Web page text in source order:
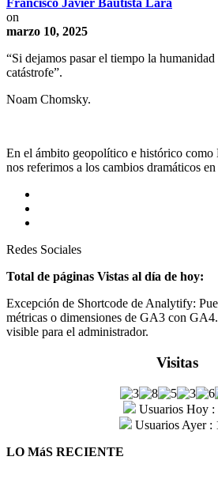
Francisco Javier Bautista Lara
on
marzo 10, 2025
“Si dejamos pasar el tiempo la humanidad
catástrofe”.
Noam Chomsky.
En el ámbito geopolítico e histórico
nos referimos a los cambios dramáticos
Redes Sociales
Total de páginas Vistas al día de hoy:
Excepción de Shortcode de Analytify:
métricas o dimensiones de GA3 con
visible para el administrador.
Visitas
Usuarios Hoy :
Usuarios Ayer :
LO MáS RECIENTE